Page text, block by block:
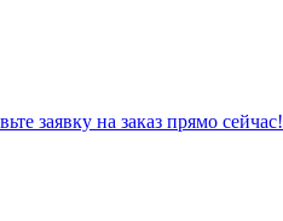
заявку на заказ прямо сейчас!